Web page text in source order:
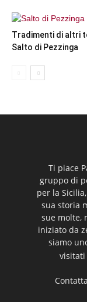
Tradimenti di altri
Salto di Pezzinga
Ti piace
gruppo di
per la
sua storia
sue molte,
iniziato da
siamo